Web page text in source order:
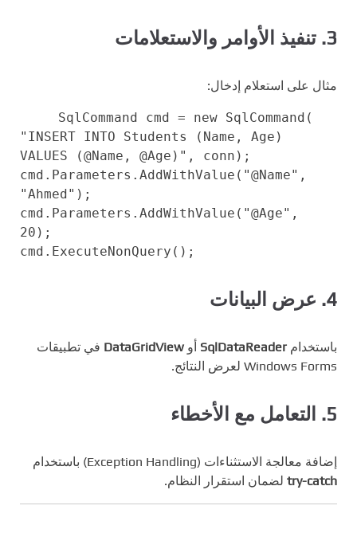
3. تنفيذ الأوامر والاستعلامات
مثال على استعلام إدخال:
SqlCommand cmd = new SqlCommand(
"INSERT INTO Students (Name, Age)
VALUES (@Name, @Age)" , conn);
cmd.Parameters.AddWithValue( "@Name" ,
"Ahmed" );
cmd.Parameters.AddWithValue( "@Age" ,
20 );
cmd.ExecuteNonQuery();
4. عرض البيانات
باستخدام SqlDataReader أو DataGridView في تطبيقات
Windows Forms لعرض النتائج.
5. التعامل مع الأخطاء
إضافة معالجة الاستثناءات (Exception Handling) باستخدام
try-catch لضمان استقرار النظام.